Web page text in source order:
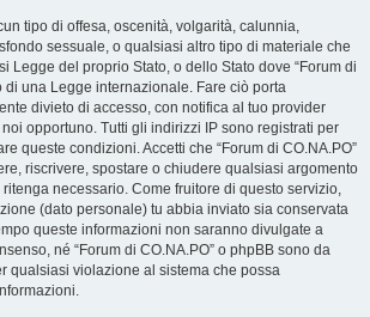
tipo di offesa, oscenità, volgarità, calunnia,
sessuale, o qualsiasi altro tipo di materiale che
Legge del proprio Stato, o dello Stato dove “Forum di
di una Legge internazionale. Fare ciò porta
divieto di accesso, con notifica al tuo provider
opportuno. Tutti gli indirizzi IP sono registrati per
queste condizioni. Accetti che “Forum di CO.NA.PO”
riscrivere, spostare o chiudere qualsiasi argomento
necessario. Come fruitore di questo servizio,
(dato personale) tu abbia inviato sia conservata
queste informazioni non saranno divulgate a
né “Forum di CO.NA.PO” o phpBB sono da
qualsiasi violazione al sistema che possa